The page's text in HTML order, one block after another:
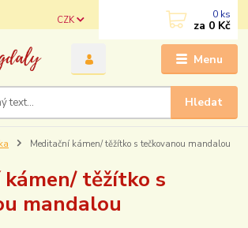
Menu
CZK
Hledat
0 ks
za 0 Kč
Meditační kámen/ těžítko s tečkovanou mandalou
těžítko s
mandalou